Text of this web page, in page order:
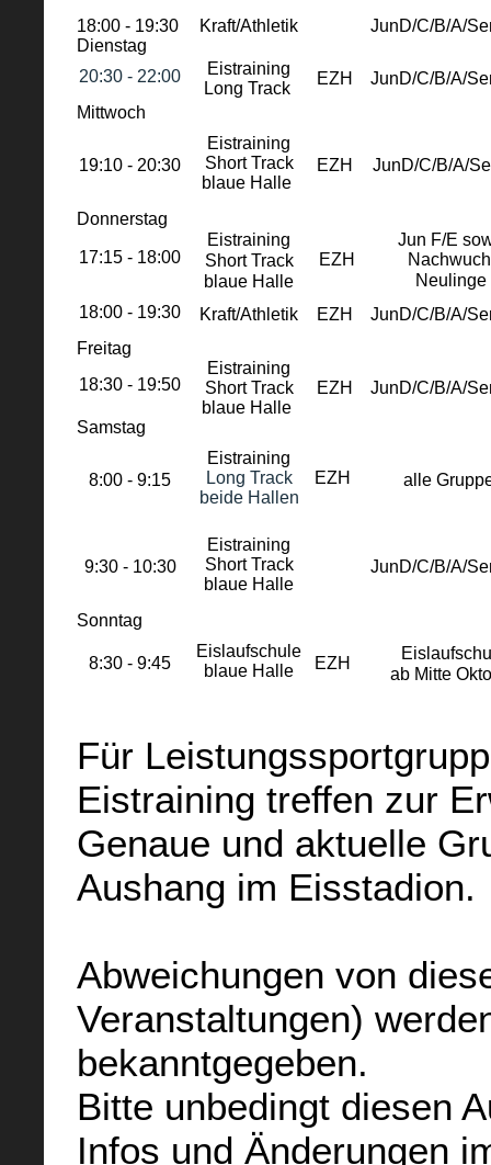
18:00 - 19:30
Kraft/Athletik
JunD/C/B/A/
Dienstag
20:30 - 22:00
Eistraining
Long Track
EZH
JunD/C/B/A/
Mittwoch
19:10 - 20:30
Eistraining
Short Track
blaue Halle
EZH JunD/C/B/A/
Donnerstag
17:15 - 18:00
Eistraining
Short Track
blaue Halle
EZH
Jun F/E
Neulinge
18:00 - 19:30
Kraft/Athletik EZH
JunD/C/B/A/
Freitag
18:30 - 19:50
Eistraining
Short Track
blaue Halle
EZH JunD/C/B/A/
Samstag
8:00 - 9:15
Eistraining
Long Track
beide Hallen
EZH alle
9:30 - 10:30
Eistraining
Short Track
blaue Halle
JunD/C/B/A/
Sonntag
8:30 - 9:45
Eislaufschule
blaue Halle
EZH
ab Mitte
Für
Eistraining treffen zur
Genaue und aktuelle
Aushang im Eisstadion.
Abweichungen von
Veranstaltungen)
bekanntgegeben.
Bitte unbedingt diesen
Infos und Änderungen